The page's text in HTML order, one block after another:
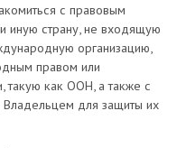
с правовым
иную страну, не входящую
организацию,
правом или
такую как ООН, а также с
для защиты их